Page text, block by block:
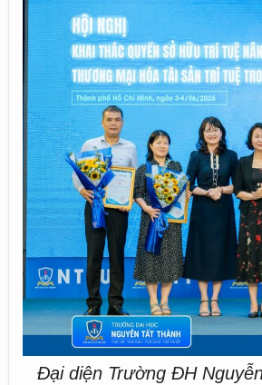
Đại diện Trường ĐH